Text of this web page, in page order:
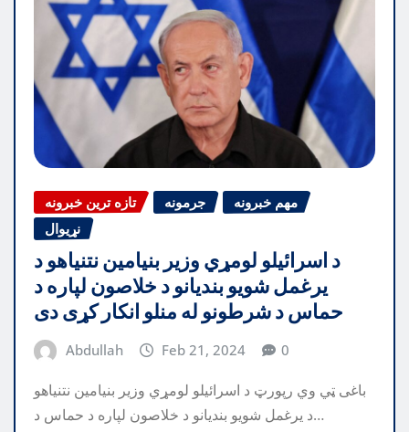
تازه ترین خبرونه جرمونه
مهم خبرونه
نړیوال
د اسرائیلو لومړي وزیر بنیامین نتنیاهو د
یرغمل شویو بندیانو د خلاصون لپاره د
حماس د شرطونو له منلو انکار کړی دی
Abdullah Feb 21, 2024 0
باغی ټي وي رپورټ د اسرائیلو لومړي وزیر بنیامین نتنیاهو
د یرغمل شویو بندیانو د خلاصون لپاره د حماس د…